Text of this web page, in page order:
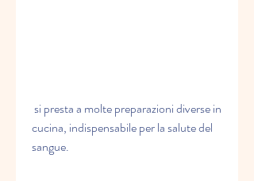
cucina, indispensabile per la salute del
sangue.